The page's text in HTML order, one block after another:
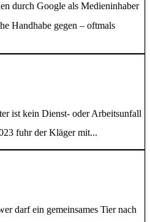
durch Google als Medieninhaber
Handhabe gegen – oftmals
ist kein Dienst- oder Arbeitsunfall
fuhr der Kläger mit...
darf ein gemeinsames Tier nach